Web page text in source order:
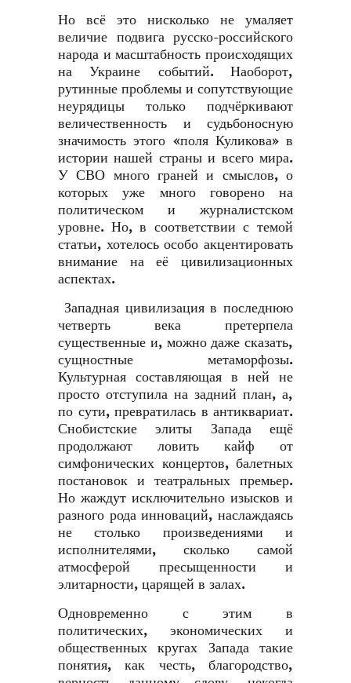
Но всё это нисколько не умаляет
величие подвига русско-российского
народа и масштабность происходящих
на Украине событий. Наоборот,
рутинные проблемы и сопутствующие
неурядицы только подчёркивают
величественность и судьбоносную
значимость этого «поля Куликова» в
истории нашей страны и всего мира.
У СВО много граней и смыслов, о
которых уже много говорено на
политическом и журналистском
уровне. Но, в соответствии с темой
статьи, хотелось особо акцентировать
внимание на её цивилизационных
аспектах.
Западная цивилизация в последнюю
четверть века претерпела
существенные и, можно даже сказать,
сущностные метаморфозы.
Культурная составляющая в ней не
просто отступила на задний план, а,
по сути, превратилась в антиквариат.
Снобистские элиты Запада ещё
продолжают ловить кайф от
симфонических концертов, балетных
постановок и театральных премьер.
Но жаждут исключительно изысков и
разного рода инноваций, наслаждаясь
не столько произведениями и
исполнителями, сколько самой
атмосферой пресыщенности и
элитарности, царящей в залах.
Одновременно с этим в
политических, экономических и
общественных кругах Запада такие
понятия, как честь, благородство,